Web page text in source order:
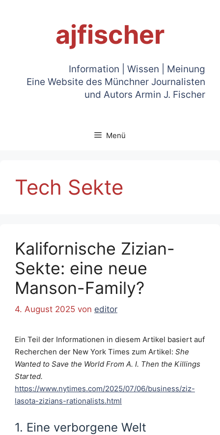
ajfischer
Information | Wissen | Meinung
Eine Website des Münchner Journalisten
und Autors Armin J. Fischer
Menü
Tech Sekte
Kalifornische Zizian-
Sekte: eine neue
Manson-Family?
4. August 2025 von editor
Ein Teil der Informationen in diesem Artikel basiert auf
Recherchen der New York Times zum Artikel: She
Wanted to Save the World From A. I. Then the Killings
Started.
https://www.nytimes.com/2025/07/06/business/ziz-
lasota-zizians-rationalists.html
1. Eine verborgene Welt